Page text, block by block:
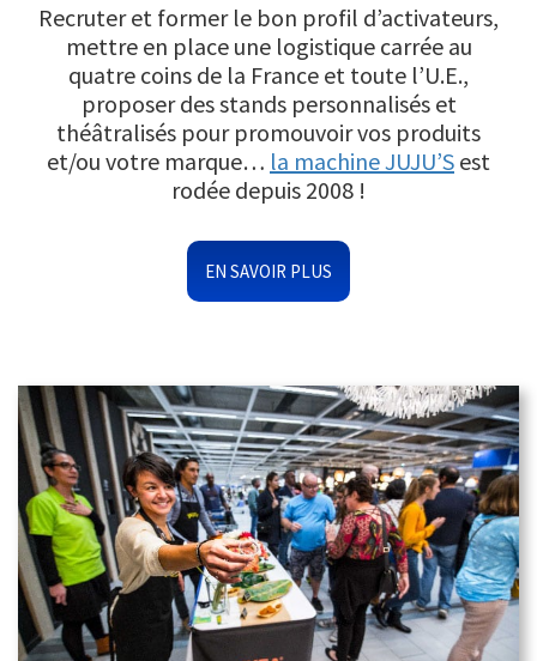
Recruter et former le bon profil d’activateurs,
mettre en place une logistique carrée au
quatre coins de la France et toute l’U.E.,
proposer des stands personnalisés et
théâtralisés pour promouvoir vos produits
et/ou votre marque… la machine JUJU’S est
rodée depuis 2008 !
EN SAVOIR PLUS